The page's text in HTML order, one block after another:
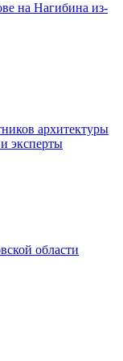
на Нагибина из-
архитектуры
эксперты
области